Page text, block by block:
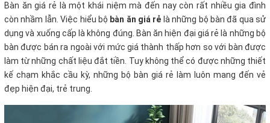
Bàn ăn giá rẻ là một khái niệm mà đến nay còn rất nhiều gia đình
còn nhầm lẫn. Việc hiểu bộ bàn ăn giá rẻ là những bộ bàn đã qua sử
dụng và xuống cấp là không đúng. Bàn ăn hiện đại giá rẻ là những bộ
bàn được bán ra ngoài với mức giá thành thấp hơn so với bàn được
làm từ những chất liệu đắt tiền. Tuy không thể có được những thiết
kế chạm khắc cầu kỳ, những bộ bàn giá rẻ làm luôn mang đến vẻ
đẹp hiện đại, trẻ trung.